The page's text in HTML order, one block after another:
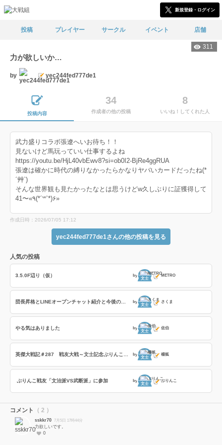
新規登録・ログイン
投稿 プレイヤー サークル イベント 店舗
311
力が欲しいか…
by yec244fed777de1
投稿内容
34
作成者の他の投稿
8
いいね！してくれた人
武力盛りコラボ張遼へいお待ち！！
見ないけど馬玩っていい仕事するよね
https://youtu.be/HjL40vbEwv8?si=ob0I2-BjRe4ggRUA
張遼は確かに時代の縛りなかったらかなりヤバいカードだったね(*
´艸`)
そんな世界観も見たかったなとは思うけどw久しぶりに証獲得して
41〜«٩(*´꒳`*)۶»
作成日時：2026/07/05 17:12
yec244fed777de1さんの他の投稿を見る
人気の投稿
3.5.0F辺り（仮） by
文士
METRO
by
文士
さくま
やる気はありました by
文士
佐伯
by
文士
楊狐
ぶりんこ戦友「文治派VS武断派」に参加 by
文士
ぶりんこ
コメント （ 2 ）
sskkr70 7月5日 17時44分
力欲しいです。
0